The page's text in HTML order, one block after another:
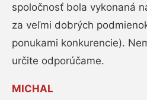
spoločnosť bola vykonaná
za veľmi dobrých
ponukami konkurencie).
určite odporúčame.
MICHAL